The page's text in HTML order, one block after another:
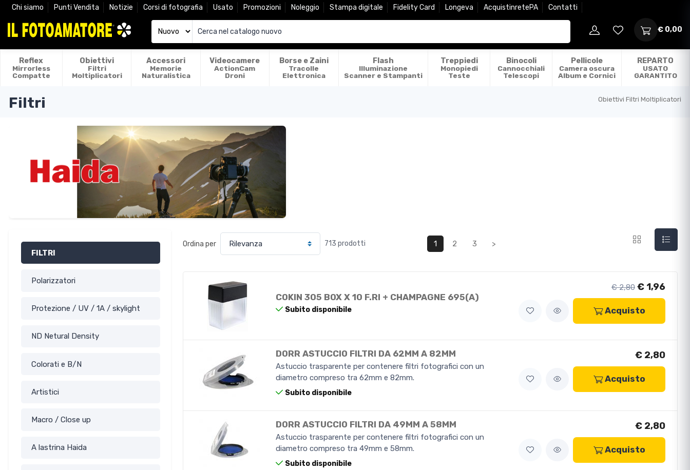
Chi siamo Punti Vendita Notizie Corsi di fotografia Usato Promozioni Noleggio Stampa digitale Fidelity Card Longeva AcquistinretePA Contatti
€ 0,00
Reflex
Mirrorless
Compatte
Obiettivi
Filtri
Moltiplicatori
Accessori
Memorie
Naturalistica
Videocamere
ActionCam
Droni
Borse e Zaini
Tracolle
Elettronica
Flash
Illuminazione
Scanner e Stampanti
Treppiedi
Monopiedi
Teste
Binocoli
Cannocchiali
Telescopi
Pellicole
Camera oscura
Album e Cornici
REPARTO
USATO
GARANTITO
Obiettivi Filtri Moltiplicatori
Filtri
FILTRI
Polarizzatori
Protezione / UV / 1A / skylight
ND Netural Density
Colorati e B/N
Artistici
Macro / Close up
A lastrina Haida
Ordina per 713 prodotti 1 2 3 >
COKIN 305 BOX X 10 F.RI + CHAMPAGNE 695(A)
Subito disponibile
€ 2,80 € 1,96
Acquisto
DORR ASTUCCIO FILTRI DA 62MM A 82MM
Astuccio trasparente per contenere filtri fotografici con un
diametro compreso tra 62mm e 82mm.
Subito disponibile
€ 2,80
Acquisto
DORR ASTUCCIO FILTRI DA 49MM A 58MM
Astuccio trasparente per contenere filtri fotografici con un
diametro compreso tra 49mm e 58mm.
Subito disponibile
€ 2,80
Acquisto